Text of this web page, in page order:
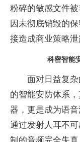
粉碎的敏感文件被
因未彻底销毁的
接造成商业策略泄
科密智能
面对日益复
的智能安防体系
器，更是成为语
通过发射人耳不